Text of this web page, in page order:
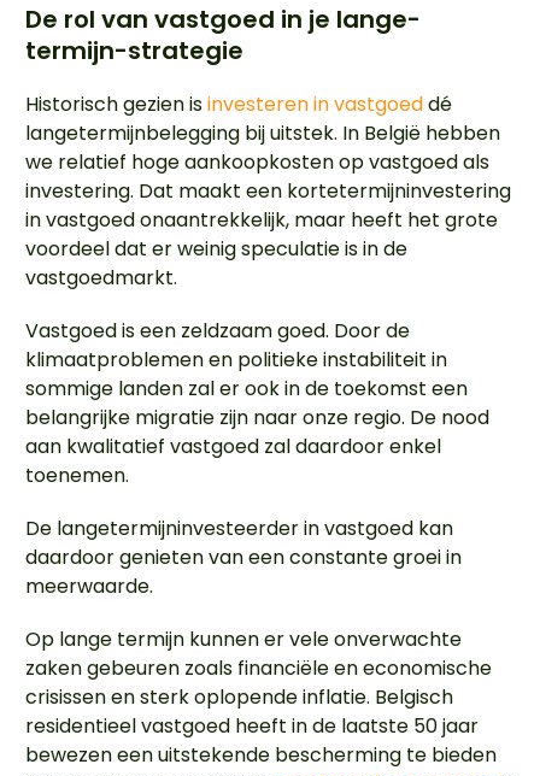
De rol van vastgoed in je lange-
termijn-strategie
Historisch gezien isinvesteren in vastgoeddé
langetermijnbelegging bij uitstek. In België hebben
we relatief hoge aankoopkosten op vastgoed als
investering. Dat maakt een kortetermijninvestering
in vastgoed onaantrekkelijk, maar heeft het grote
voordeel dat er weinig speculatie is in de
vastgoedmarkt.
Vastgoed is een zeldzaam goed. Door de
klimaatproblemen en politieke instabiliteit in
sommige landen zal er ook in de toekomst een
belangrijke migratie zijn naar onze regio. De nood
aan kwalitatief vastgoed zal daardoor enkel
toenemen.
De langetermijninvesteerder in vastgoed kan
daardoor genieten van een constante groei in
meerwaarde.
Op lange termijn kunnen er vele onverwachte
zaken gebeuren zoals financiële en economische
crisissen en sterk oplopende inflatie. Belgisch
residentieel vastgoed heeft in de laatste 50 jaar
bewezen een uitstekende bescherming te bieden